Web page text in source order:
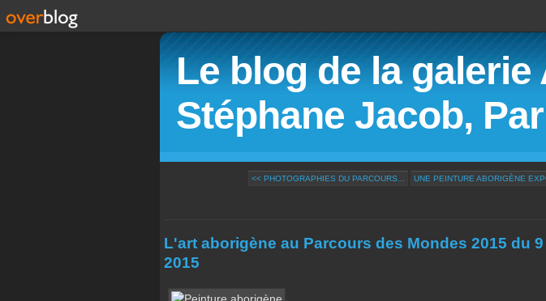
Le blog de la
Stéphane Jacob,
<< PHOTOGRAPHIES DU PARCOURS... UNE PEINTURE ABORIGÈNE
L'art aborigène au Parcours des Mondes 2015 du
2015